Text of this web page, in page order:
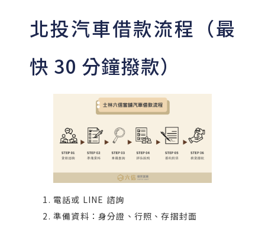
北投汽車借款流程（最
快 30 分鐘撥款）
電話或 LINE 諮詢
準備資料：身分證、行照、存摺封面